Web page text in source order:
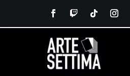
Rey
daEnrico Sciacovelli